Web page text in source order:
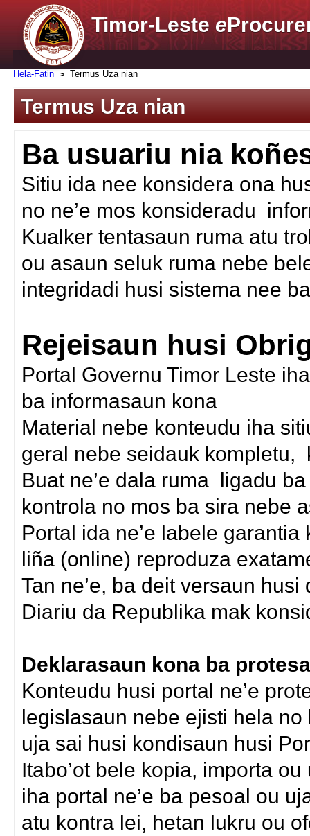
Timor-Lestee
Hela-Fatin Termus Uza nian
Termus Uza nian
Ba usuariu nia
Sitiu ida nee konsidera ona
no ne’e mos konsideradu
Kualker tentasaun ruma atu
ou asaun seluk ruma nebe
integridadi husi sistema nee
Rejeisaun husi
Portal Governu Timor Leste
ba informasaun kona
Material nebe konteudu iha
geral nebe seidauk kompletu,
Buat ne’e dala ruma ligadu
kontrola no mos ba sira nebe
Portal ida ne’e labele
liña (online) reproduza
Tan ne’e, ba deit versaun
Diariu da Republika mak
Deklarasaun kona ba
Konteudu husi portal ne’e
legislasaun nebe ejisti hela
uja sai husi kondisaun husi
Itabo’ot bele kopia, importa
iha portal ne’e ba pesoal ou
atu kontra lei, hetan lukru ou